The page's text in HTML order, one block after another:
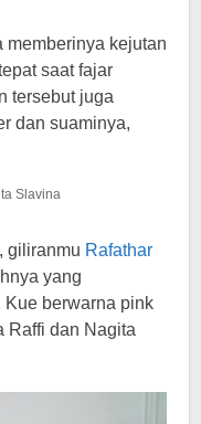
memberinya kejutan
saat fajar
tersebut juga
dan suaminya,
Slavina
giliranmu Rafathar
yang
Kue berwarna pink
Raffi dan Nagita